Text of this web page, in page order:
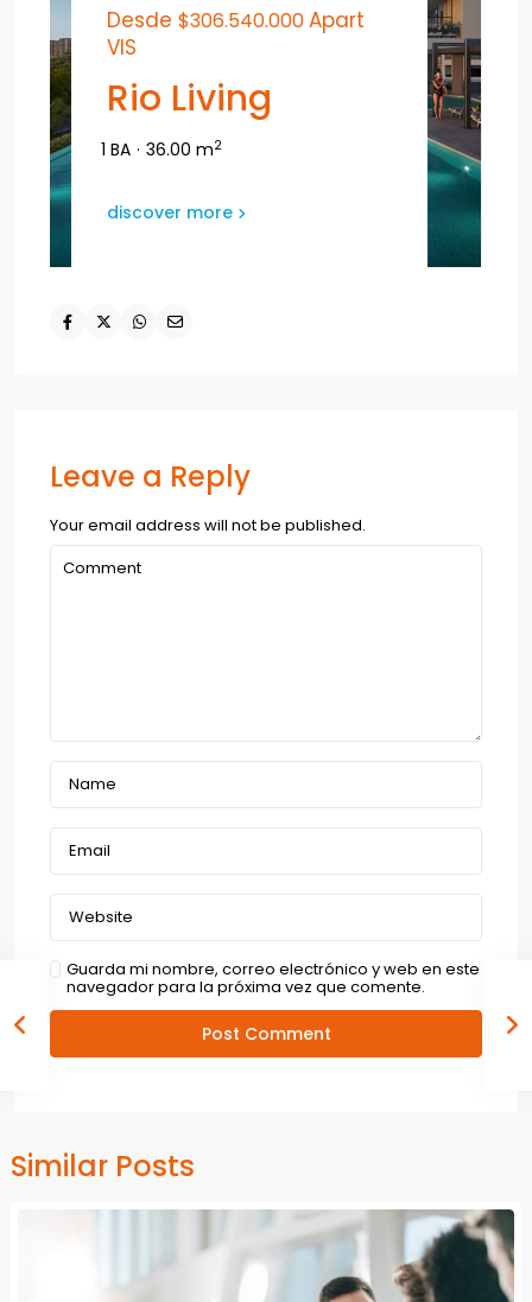
Desde$306.540.000Apart
VIS
Rio Living
1 BA · 36.00 m2
discover more
Leave a Reply
Your email address will not be published.
Guarda mi nombre, correo electrónico y web en este
navegador para la próxima vez que comente.
Similar Posts